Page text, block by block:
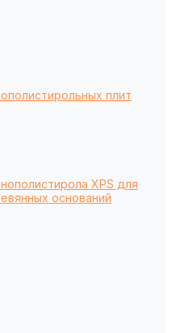
плит
XPS для
оснований